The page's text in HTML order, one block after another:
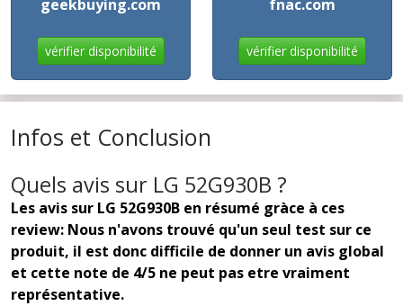
geekbuying.com
vérifier disponibilité
fnac.com
vérifier disponibilité
Infos et Conclusion
Quels avis sur LG 52G930B ?
Les avis sur LG 52G930B en résumé gràce à ces
review: Nous n'avons trouvé qu'un seul test sur ce
produit, il est donc difficile de donner un avis global
et cette note de 4/5 ne peut pas etre vraiment
représentative.